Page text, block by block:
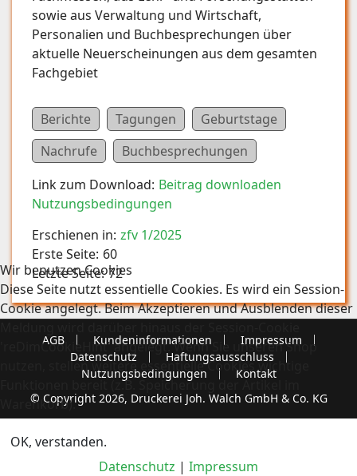
sowie aus Verwaltung und Wirtschaft,
Personalien und Buchbesprechungen über
aktuelle Neuerscheinungen aus dem gesamten
Fachgebiet
Berichte Tagungen
Geburtstage
Nachrufe
Buchbesprechungen
Link zum Download: Beitrag downloaden
Nutzungsbedingungen
Erschienen in: zfv 1/2025
Erste Seite: 60
Letzte Seite: 72
AGB Kundeninformationen
Impressum
Datenschutz
Haftungsausschluss
Nutzungsbedingungen
Kontakt
© Copyright 2026, Druckerei Joh. Walch GmbH & Co. KG
Wir benutzen Cookies
Diese Seite nutzt essentielle Cookies. Es wird ein Session-
Cookie angelegt. Beim Akzeptieren und Ausblenden dieser
'reDimCookieHint' angelegt. Wenn Sie unseren Shop
nutzen, stellen weitere essentielle Cookies wichtige
Funktionen bereit (z.B. Speicherung der Artikel im
Warenkorb).
OK, verstanden.
Datenschutz | Impressum